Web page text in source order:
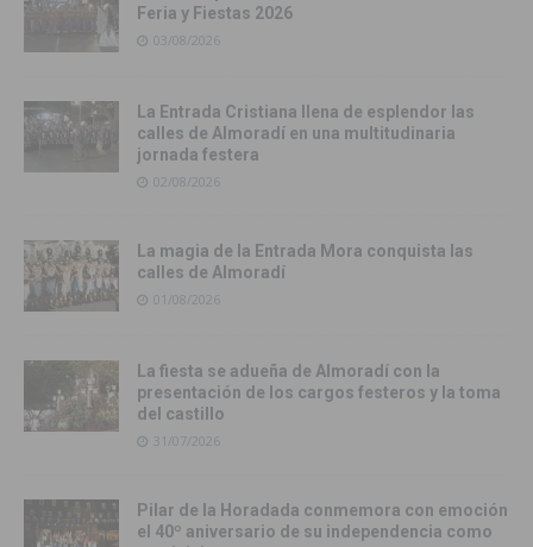
Feria y Fiestas 2026
03/08/2026
La Entrada Cristiana llena de esplendor las
calles de Almoradí en una multitudinaria
jornada festera
02/08/2026
La magia de la Entrada Mora conquista las
calles de Almoradí
01/08/2026
La fiesta se adueña de Almoradí con la
presentación de los cargos festeros y la toma
del castillo
31/07/2026
Pilar de la Horadada conmemora con emoción
el 40º aniversario de su independencia como